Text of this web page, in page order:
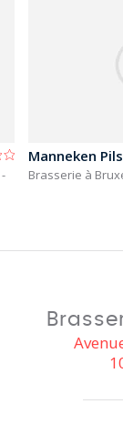
-
Manneken
Brasserie à